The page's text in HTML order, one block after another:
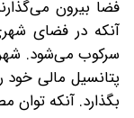
فضا بیرون
آنکه در فضای
سرکوب می‌شود.
پتانسیل مالی
بگذارد. آنکه توان